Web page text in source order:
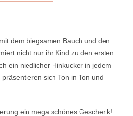
dem biegsamen Bauch und den
nicht nur ihr Kind zu den ersten
ein niedlicher Hinkucker in jedem
sich Ton in Ton und
ein mega schönes Geschenk!